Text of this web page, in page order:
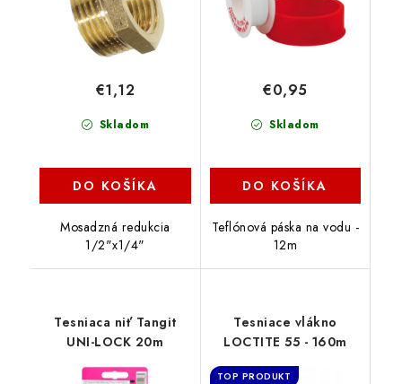
Skladom
€1,12
DO KOŠÍKA
Mosadzná redukcia
1/2"x1/4"
Skladom
€0,95
DO KOŠÍKA
Teflónová páska na vodu -
12m
Tesniaca niť Tangit
UNI-LOCK 20m
Tesniace vlákno
LOCTITE 55 - 160m
TOP PRODUKT